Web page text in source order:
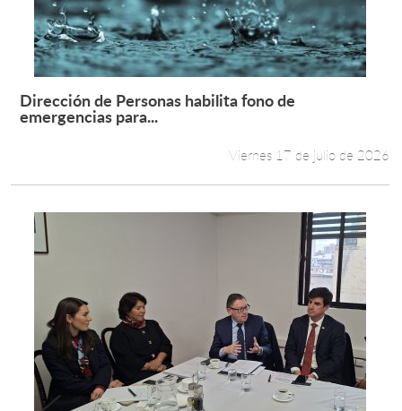
Leer más +
Dirección de Personas habilita fono de
emergencias para...
Viernes 17 de julio de 2026